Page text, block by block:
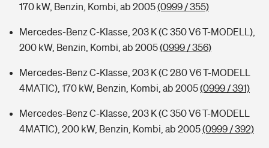
170 kW, Benzin, Kombi, ab 2005(0999 / 355)
Mercedes-Benz C-Klasse, 203 K (C 350 V6 T-MODELL),
200 kW, Benzin, Kombi, ab 2005(0999 / 356)
Mercedes-Benz C-Klasse, 203 K (C 280 V6 T-MODELL
4MATIC), 170 kW, Benzin, Kombi, ab 2005(0999 / 391)
Mercedes-Benz C-Klasse, 203 K (C 350 V6 T-MODELL
4MATIC), 200 kW, Benzin, Kombi, ab 2005(0999 / 392)